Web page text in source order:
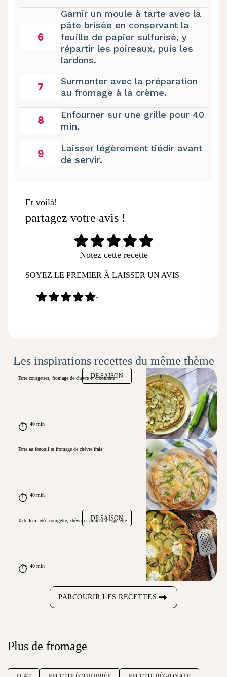
6
Garnir un moule à tarte avec la
pâte brisée en conservant la
feuille de papier sulfurisé, y
répartir les poireaux, puis les
lardons.
7
Surmonter avec la préparation
au fromage à la crème.
8
Enfourner sur une grille pour 40
min.
9
Laisser légèrement tiédir avant
de servir.
Et voilà!
partagez votre avis !
Notez cette recette
SOYEZ LE PREMIER À LAISSER UN AVIS
-
Les inspirations recettes du même thème
DE SAISON
Tarte courgettes, fromage de chèvre et ciboulette
40 min
Tarte au fenouil et fromage de chèvre frais
40 min
DE SAISON
Tarte feuilletée courgette, chèvre et piment d'Espelette
40 min
PARCOURIR LES RECETTES
Plus de fromage